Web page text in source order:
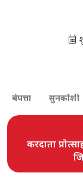
सुनकोशी
करदाता